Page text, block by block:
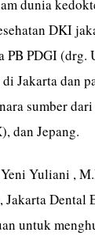
dunia
DKI
PDGI (drg.
Jakarta dan
sumber
dan Jepang.
Yuliani ,
Jakarta Dental
untuk